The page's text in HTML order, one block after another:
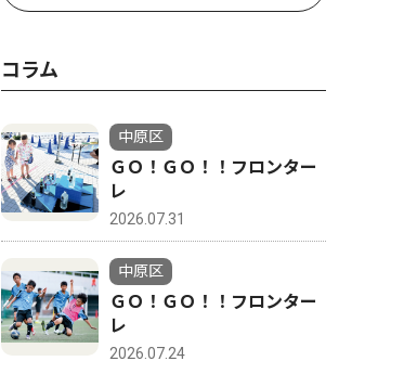
コラム
中原区
ＧＯ！ＧＯ！！フロンター
レ
2026.07.31
中原区
ＧＯ！ＧＯ！！フロンター
レ
2026.07.24